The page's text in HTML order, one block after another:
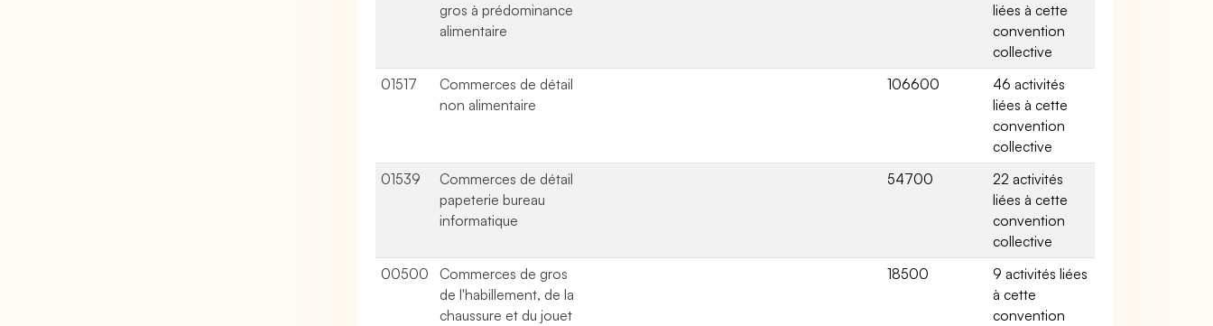
gros à prédominance
alimentaire
liées à cette
convention
collective
01517
Commerces de détail
non alimentaire
106600
46 activités
liées à cette
convention
collective
01539
Commerces de détail
papeterie bureau
informatique
54700
22 activités
liées à cette
convention
collective
00500
Commerces de gros
de l'habillement, de la
chaussure et du jouet
18500
9 activités liées
à cette
convention